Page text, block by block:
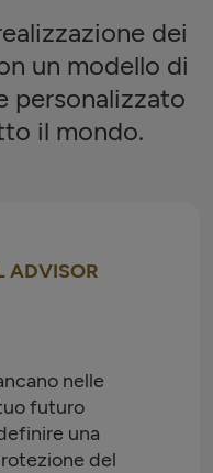
dei
un modello di
personalizzato
il mondo.
ADVISOR
nelle
futuro
una
del